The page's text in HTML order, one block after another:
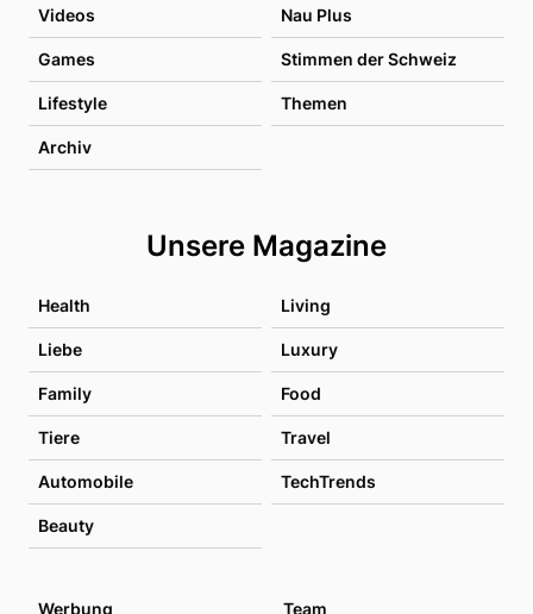
Videos Nau Plus
Games Stimmen der Schweiz
Lifestyle Themen
Archiv
Unsere Magazine
Health Living
Liebe Luxury
Family Food
Tiere Travel
Automobile TechTrends
Beauty
Werbung Team